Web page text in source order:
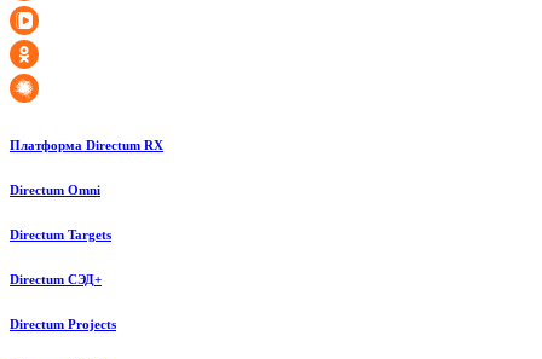
Платформа Directum RX
Directum Omni
Directum Targets
Directum СЭД+
Directum Projects